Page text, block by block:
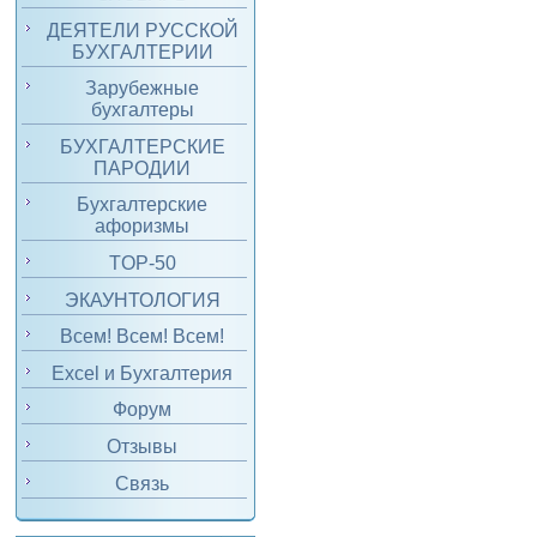
ДЕЯТЕЛИ РУССКОЙ
БУХГАЛТЕРИИ
Зарубежные
бухгалтеры
БУХГАЛТЕРСКИЕ
ПАРОДИИ
Бухгалтерские
афоризмы
TOP-50
ЭКАУНТОЛОГИЯ
Всем! Всем! Всем!
Excel и Бухгалтерия
Форум
Отзывы
Связь